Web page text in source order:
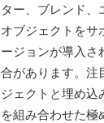
ター、ブレンド
オブジェクトをサ
ージョンが導入さ
合があります。
ジェクトと埋め込
を組み合わせた